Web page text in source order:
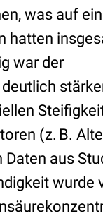
was auf
hatten
war der
(z. B.
aus
wurde